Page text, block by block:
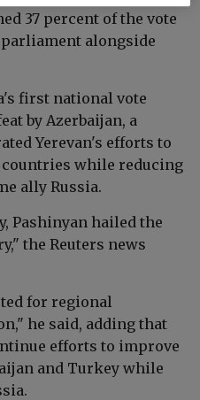
37 percent of the vote
alongside
first national vote
by Azerbaijan, a
Yerevan's efforts to
while reducing
ally Russia.
Pashinyan hailed the
the Reuters news
for regional
he said, adding that
efforts to improve
and Turkey while